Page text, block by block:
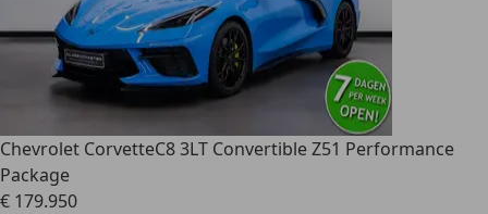
Chevrolet CorvetteC8 3LT Convertible Z51 Performance
Package
€ 179.950